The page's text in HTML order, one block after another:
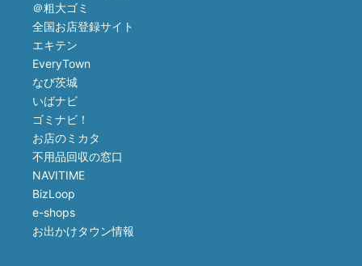
＠粗大ゴミ
全国お店登録サイト
エキテン
EveryTown
なび茨城
いばナビ
ゴミナビ！
お店のミカタ
不用品回収の窓口
NAVITIME
BizLoop
e-shops
お出かけタウン情報